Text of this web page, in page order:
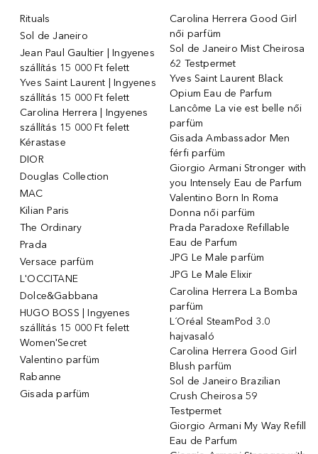
Rituals
Sol de Janeiro
Jean Paul Gaultier | Ingyenes
szállítás 15 000 Ft felett
Yves Saint Laurent | Ingyenes
szállítás 15 000 Ft felett
Carolina Herrera | Ingyenes
szállítás 15 000 Ft felett
Kérastase
DIOR
Douglas Collection
MAC
Kilian Paris
The Ordinary
Prada
Versace parfüm
L'OCCITANE
Dolce&Gabbana
HUGO BOSS | Ingyenes
szállítás 15 000 Ft felett
Women'Secret
Valentino parfüm
Rabanne
Gisada parfüm
Carolina Herrera Good Girl
női parfüm
Sol de Janeiro Mist Cheirosa
62 Testpermet
Yves Saint Laurent Black
Opium Eau de Parfum
Lancôme La vie est belle női
parfüm
Gisada Ambassador Men
férfi parfüm
Giorgio Armani Stronger with
you Intensely Eau de Parfum
Valentino Born In Roma
Donna női parfüm
Prada Paradoxe Refillable
Eau de Parfum
JPG Le Male parfüm
JPG Le Male Elixir
Carolina Herrera La Bomba
parfüm
L´Oréal SteamPod 3.0
hajvasaló
Carolina Herrera Good Girl
Blush parfüm
Sol de Janeiro Brazilian
Crush Cheirosa 59
Testpermet
Giorgio Armani My Way Refill
Eau de Parfum